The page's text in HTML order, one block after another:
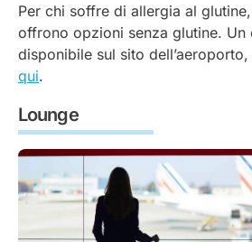
Per chi soffre di allergia al
offrono opzioni senza glutine. Un
disponibile sul sito
qui.
Lounge